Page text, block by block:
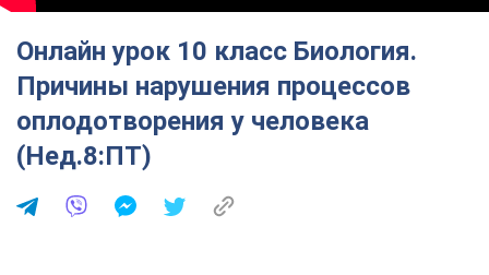
Онлайн урок 10 класс Биология.
Причины нарушения процессов
оплодотворения у человека
(Нед.8:ПТ)